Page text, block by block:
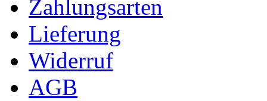
Zahlungsarten
Lieferung
Widerruf
AGB